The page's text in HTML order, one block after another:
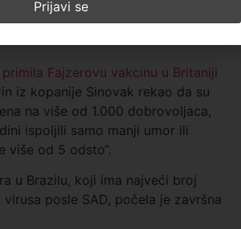
Fajzerovu vakcinu u Britaniji
iz kopanije Sinovak rekao da su
na više od 1.000 dobrovoljaca,
ispoljili samo manji umor ili
više od 5 odsto“.
u Brazilu, koji ima najveći broj
posle SAD, počela je završna